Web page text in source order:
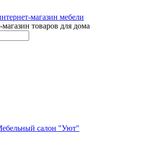
товаров для дома
салон "Уют"